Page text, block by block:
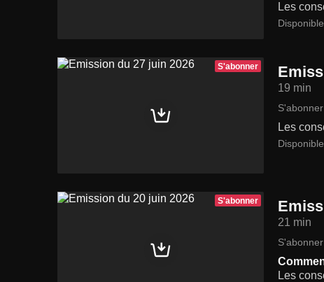
Les
S'abonner
19 min
S'abonner
Les
S'abonner
21 min
S'abonner
Les